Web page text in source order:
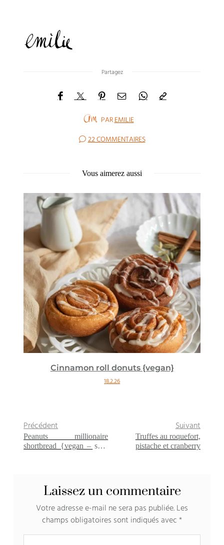
Partagez
PAREMILIE
22 COMMENTAIRES
Vous aimerez aussi
Cinnamon roll donuts {vegan}
18.2.26
Précédent
Peanuts millionaire
shortbread {vegan – sans
Suivant
Truffes au roquefort,
pistache et cranberry
Laissez un commentaire
Votre adresse e-mail ne sera pas publiée.Les
champs obligatoires sont indiqués avec*